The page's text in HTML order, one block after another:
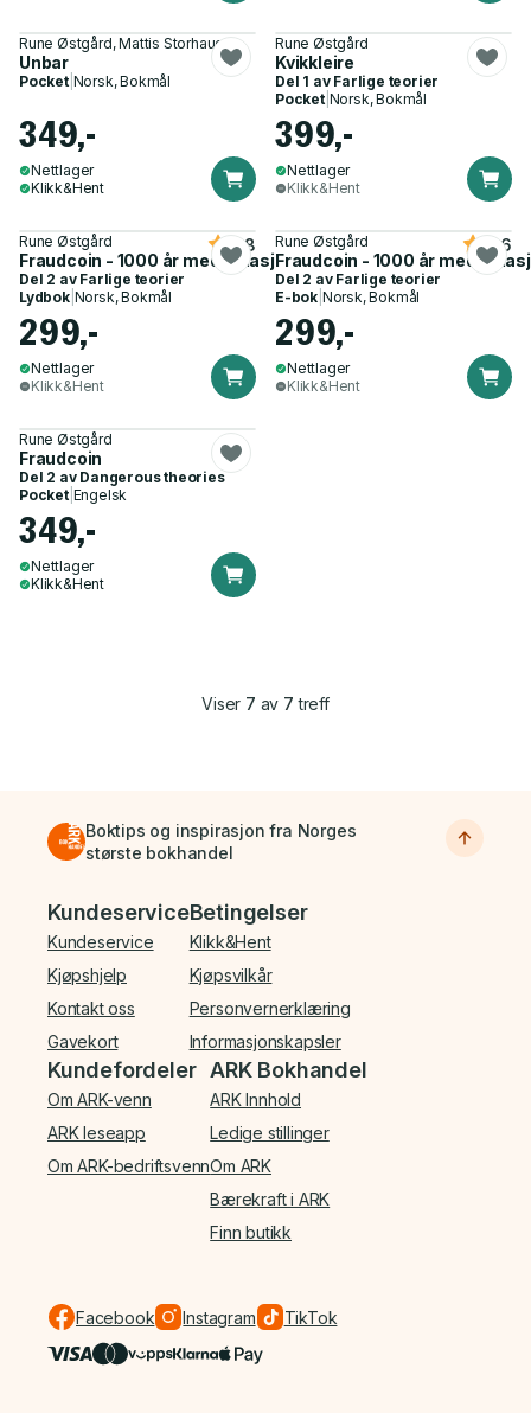
Rune Østgård, Mattis Storhaug
Unbar
Pocket| Norsk, Bokmål
349,-
Nettlager
Klikk&Hent
Rune Østgård
Kvikkleire
Del 1 av Farlige teorier
Pocket| Norsk, Bokmål
399,-
Nettlager
Klikk&Hent
Rune Østgård
Fraudcoin - 1000 år med inflasjon som politikk
3.8
Del 2 av Farlige teorier
Lydbok| Norsk, Bokmål
299,-
Nettlager
Klikk&Hent
Rune Østgård
Fraudcoin - 1000 år med
4.6
Del 2 av Farlige teorier
E-bok Norsk, Bokmål
299,-
Nettlager
Klikk&Hent
Rune Østgård
Fraudcoin
Del 2 av Dangerous theories
Pocket| Engelsk
349,-
Nettlager
Klikk&Hent
Viser 7 av 7 treff
Boktips og inspirasjon fra Norges
største bokhandel
Bunnmeny
Kundeservice
Kundeservice
Kjøpshjelp
Kontakt oss
Gavekort
Betingelser
Klikk&Hent
Kjøpsvilkår
Personvernerklæring
Informasjonskapsler
Kundefordeler
Om ARK-venn
ARK leseapp
Om ARK-bedriftsvenn
ARK Bokhandel
ARK Innhold
Ledige stillinger
Om ARK
Bærekraft i ARK
Finn butikk
Facebook Instagram TikTok